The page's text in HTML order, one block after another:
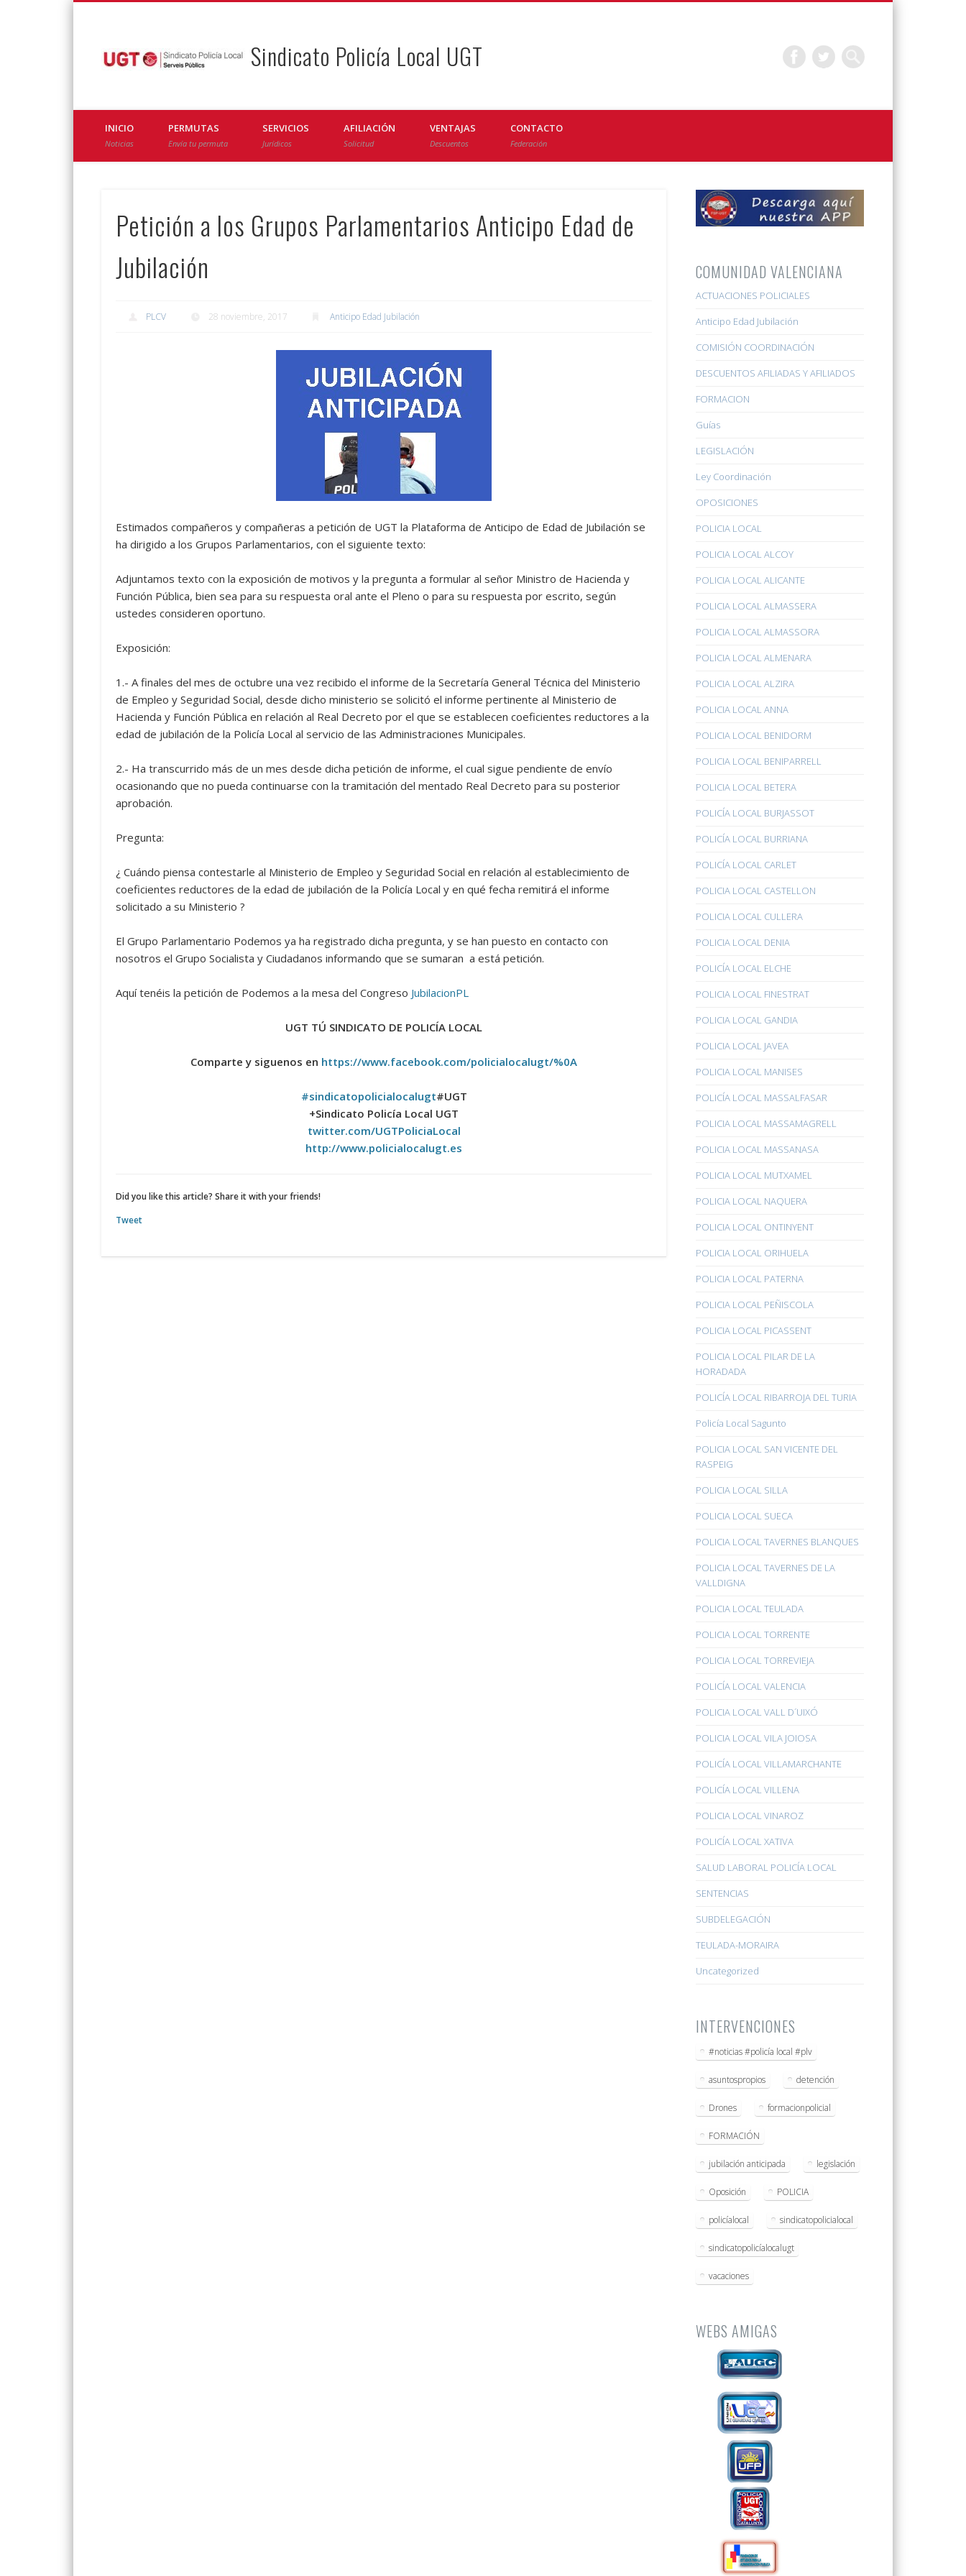
Sindicato Policía Local UGT
FacebookTwitter
INICIO
Noticias
PERMUTAS
Envía tu permuta
SERVICIOS
Jurídicos
AFILIACIÓN
Solicitud
VENTAJAS
Descuentos
CONTACTO
Federación
Petición a los Grupos Parlamentarios Anticipo Edad de
Jubilación
PLCV 28 noviembre, 2017 Anticipo Edad Jubilación
Estimados compañeros y compañeras a petición de UGT la Plataforma de Anticipo de Edad de Jubilación se
ha dirigido a los Grupos Parlamentarios, con el siguiente texto:
Adjuntamos texto con la exposición de motivos y la pregunta a formular al señor Ministro de Hacienda y
Función Pública, bien sea para su respuesta oral ante el Pleno o para su respuesta por escrito, según
ustedes consideren oportuno.
Exposición:
1.- A finales del mes de octubre una vez recibido el informe de la Secretaría General Técnica del Ministerio
de Empleo y Seguridad Social, desde dicho ministerio se solicitó el informe pertinente al Ministerio de
Hacienda y Función Pública en relación al Real Decreto por el que se establecen coeficientes reductores a la
edad de jubilación de la Policía Local al servicio de las Administraciones Municipales.
2.- Ha transcurrido más de un mes desde dicha petición de informe, el cual sigue pendiente de envío
ocasionando que no pueda continuarse con la tramitación del mentado Real Decreto para su posterior
aprobación.
Pregunta:
¿ Cuándo piensa contestarle al Ministerio de Empleo y Seguridad Social en relación al establecimiento de
coeficientes reductores de la edad de jubilación de la Policía Local y en qué fecha remitirá el informe
solicitado a su Ministerio ?
El Grupo Parlamentario Podemos ya ha registrado dicha pregunta, y se han puesto en contacto con
nosotros el Grupo Socialista y Ciudadanos informando que se sumaran a está petición.
Aquí tenéis la petición de Podemos a la mesa del Congreso JubilacionPL
UGT TÚ SINDICATO DE POLICÍA LOCAL
Comparte y siguenos en https://www.facebook.com/policialocalugt/%0A
#sindicatopolicialocalugt#UGT
+Sindicato Policía Local UGT
twitter.com/UGTPoliciaLocal
http://www.policialocalugt.es
Did you like this article? Share it with your friends!
Tweet
COMUNIDAD VALENCIANA
ACTUACIONES POLICIALES
Anticipo Edad Jubilación
COMISIÓN COORDINACIÓN
DESCUENTOS AFILIADAS Y AFILIADOS
FORMACION
Guías
LEGISLACIÓN
Ley Coordinación
OPOSICIONES
POLICIA LOCAL
POLICIA LOCAL ALCOY
POLICIA LOCAL ALICANTE
POLICIA LOCAL ALMASSERA
POLICIA LOCAL ALMASSORA
POLICIA LOCAL ALMENARA
POLICIA LOCAL ALZIRA
POLICIA LOCAL ANNA
POLICIA LOCAL BENIDORM
POLICIA LOCAL BENIPARRELL
POLICIA LOCAL BETERA
POLICÍA LOCAL BURJASSOT
POLICÍA LOCAL BURRIANA
POLICÍA LOCAL CARLET
POLICIA LOCAL CASTELLON
POLICIA LOCAL CULLERA
POLICIA LOCAL DENIA
POLICÍA LOCAL ELCHE
POLICIA LOCAL FINESTRAT
POLICIA LOCAL GANDIA
POLICIA LOCAL JAVEA
POLICIA LOCAL MANISES
POLICÍA LOCAL MASSALFASAR
POLICIA LOCAL MASSAMAGRELL
POLICIA LOCAL MASSANASA
POLICIA LOCAL MUTXAMEL
POLICIA LOCAL NAQUERA
POLICIA LOCAL ONTINYENT
POLICIA LOCAL ORIHUELA
POLICIA LOCAL PATERNA
POLICIA LOCAL PEÑISCOLA
POLICIA LOCAL PICASSENT
POLICIA LOCAL PILAR DE LA
HORADADA
POLICÍA LOCAL RIBARROJA DEL TURIA
Policía Local Sagunto
POLICIA LOCAL SAN VICENTE DEL
RASPEIG
POLICIA LOCAL SILLA
POLICIA LOCAL SUECA
POLICIA LOCAL TAVERNES BLANQUES
POLICIA LOCAL TAVERNES DE LA
VALLDIGNA
POLICIA LOCAL TEULADA
POLICIA LOCAL TORRENTE
POLICIA LOCAL TORREVIEJA
POLICÍA LOCAL VALENCIA
POLICIA LOCAL VALL D´UIXÓ
POLICIA LOCAL VILA JOIOSA
POLICÍA LOCAL VILLAMARCHANTE
POLICÍA LOCAL VILLENA
POLICIA LOCAL VINAROZ
POLICÍA LOCAL XATIVA
SALUD LABORAL POLICÍA LOCAL
SENTENCIAS
SUBDELEGACIÓN
TEULADA-MORAIRA
Uncategorized
INTERVENCIONES
#noticias #policía local #plv
asuntospropios detención
Drones formacionpolicial
FORMACIÓN
jubilación anticipada legislación
Oposición POLICIA
policíalocal sindicatopolicialocal
sindicatopolicíalocalugt
vacaciones
WEBS AMIGAS